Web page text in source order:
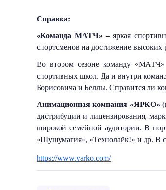
Справка:
«Команда МАТЧ» – яркая
спортсменов на достижение высоких
Во втором сезоне команду «МАТЧ»
спортивных школ. Да и внутри
Борисовича и Беллы. Справится ли
Анимационная компания «ЯРКО»
дистрибуции и лицензирования,
широкой семейной аудитории. В
«Шушумагия», «Технолайк!» и др. В
https://www.yarko.com/